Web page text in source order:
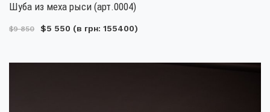
Шуба из меха рыси (арт.0004)
$9 850 $5 550 (в грн: 155400)